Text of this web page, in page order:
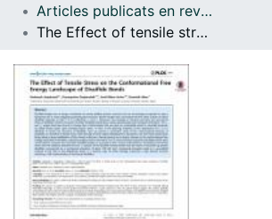
Com publicar
Contacte
Articles publicats en revistes (Ciència dels Materials i Química Física)
The Effect of tensile stress on the conformational free energy landscape of disulfide bonds